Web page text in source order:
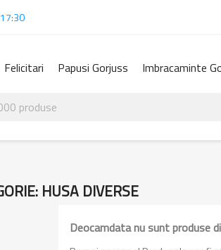
Felicitari Papusi Gorjuss Imbracaminte
HUSA DIVERSE
Deocamdata nu sunt produse